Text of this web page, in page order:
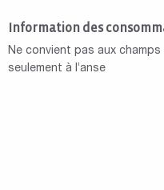
Information des
Ne convient pas aux
seulement à l’anse